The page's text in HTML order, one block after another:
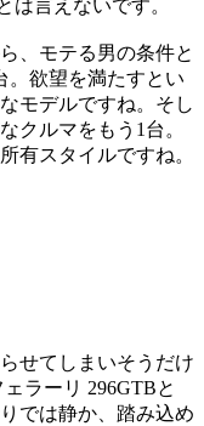
は言えないです。
、モテる男の条件と
。欲望を満たすとい
モデルですね。そし
クルマをもう1台。
有スタイルですね。
せてしまいそうだけ
ラーリ 296GTBと
では静か、踏み込め